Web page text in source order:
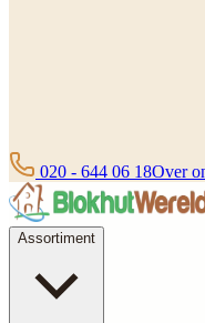
020 - 644 06 18Over
Assortiment